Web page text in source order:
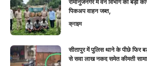
रामानुजनगर में वन विभाग की बड़ी
पिकअप वाहन जब्त,
क्राइम
सीतापुर में पुलिस थाने के पीछे फिर
से सवा लाख नकद समेत कीमती